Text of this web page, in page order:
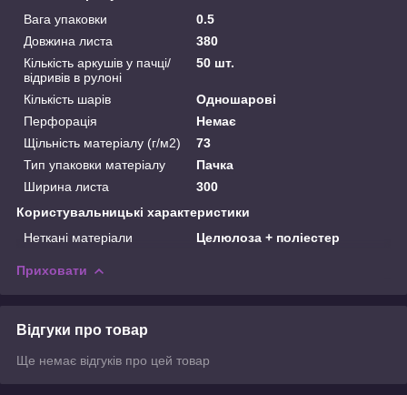
Вага упаковки
0.5
Довжина листа
380
Кількість аркушів у пачці/
відривів в рулоні
50 шт.
Кількість шарів
Одношарові
Перфорація
Немає
Щільність матеріалу (г/м2)
73
Тип упаковки матеріалу
Пачка
Ширина листа
300
Користувальницькі характеристики
Неткані матеріали
Целюлоза + поліестер
Приховати
Відгуки про товар
Ще немає відгуків про цей товар